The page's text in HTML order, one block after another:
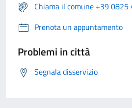
Chiama il comune +39 0825
Prenota un appuntamento
Problemi in città
Segnala disservizio